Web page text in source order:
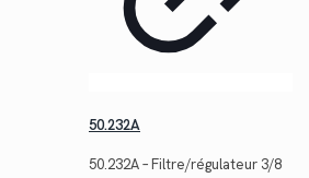
50.232A
50.232A – Filtre/régulateur 3/8